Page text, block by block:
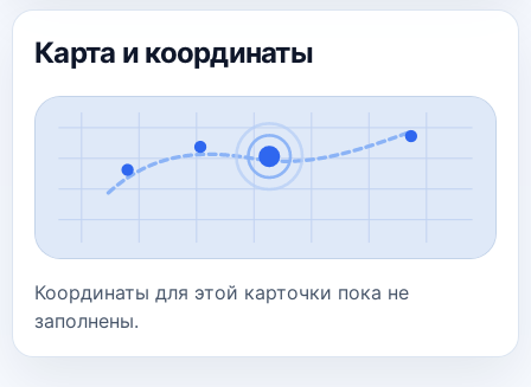
Карта и координаты
Координаты для этой карточки пока не
заполнены.